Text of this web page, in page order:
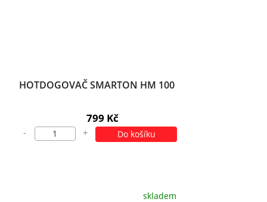
HOTDOGOVAČ SMARTON HM 100
799 Kč
- + Do košíku
skladem